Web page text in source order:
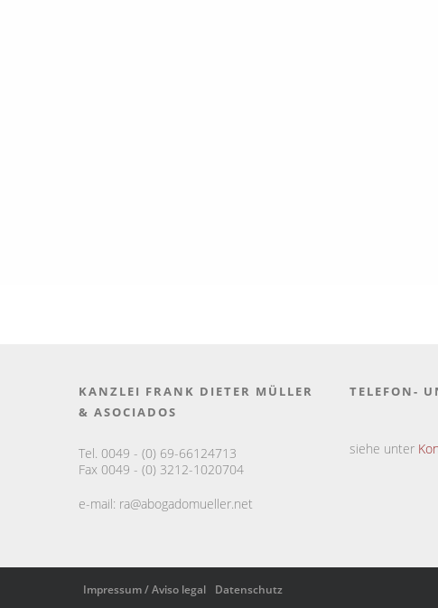
KANZLEI FRANK DIETER MÜLLER
& ASOCIADOS
Tel. 0049 - (0) 69-66124713
Fax 0049 - (0) 3212-1020704
e-mail: ra@abogadomueller.net
TELEFON-
siehe unter
Impressum / Aviso legal Datenschutz